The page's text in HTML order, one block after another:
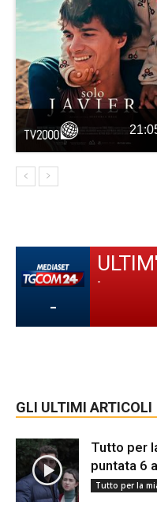
-
-
GLI ULTIMI ARTICOLI
Tutto per
puntata 6
Tutto per la